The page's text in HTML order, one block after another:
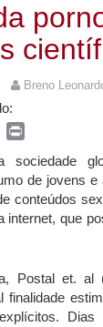
Breno
Pinterest
sociedade
de jovens
conteúdos
internet, que
Postal et.
finalidade